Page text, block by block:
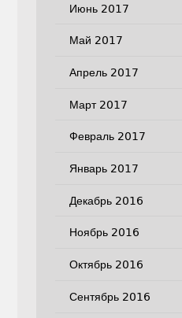
Июнь 2017
Май 2017
Апрель 2017
Март 2017
Февраль 2017
Январь 2017
Декабрь 2016
Ноябрь 2016
Октябрь 2016
Сентябрь 2016